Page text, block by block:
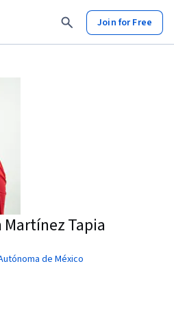
Join for Free
Tapia
de México